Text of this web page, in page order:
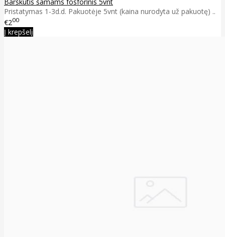
Pristatymas 1-3d.d. Pakuotėje 5vnt (kaina nurodyta už pakuotę) ..
€200
Į krepšelį